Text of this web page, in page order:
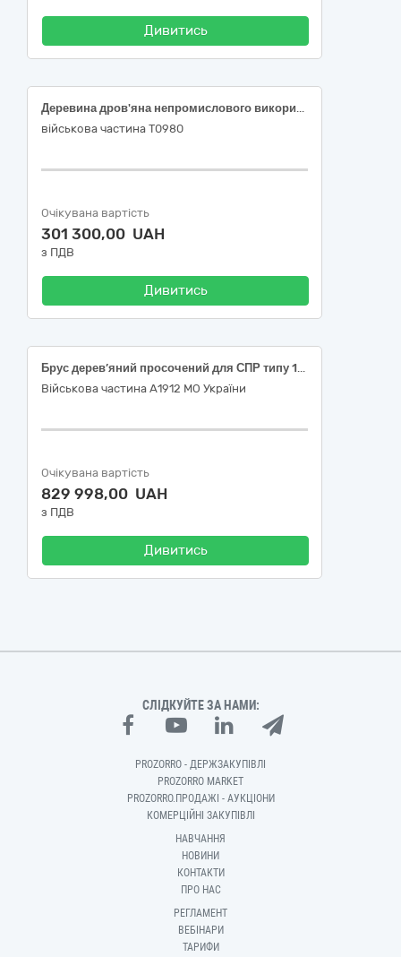
Дивитись
Деревина дров'яна непромислового використання 1 групи
військова частина Т0980
Очікувана вартість
301 300,00 UAH
з ПДВ
Дивитись
Брус дерев’яний просочений для СПР типу 1/9 марки Р50
Військова частина А1912 МО України
Очікувана вартість
829 998,00 UAH
з ПДВ
Дивитись
СЛІДКУЙТЕ ЗА НАМИ:
PROZORRO - ДЕРЖЗАКУПІВЛІ
PROZORRO MARKET
PROZORRO.ПРОДАЖІ - АУКЦІОНИ
КОМЕРЦІЙНІ ЗАКУПІВЛІ
НАВЧАННЯ
НОВИНИ
КОНТАКТИ
ПРО НАС
РЕГЛАМЕНТ
ВЕБІНАРИ
ТАРИФИ